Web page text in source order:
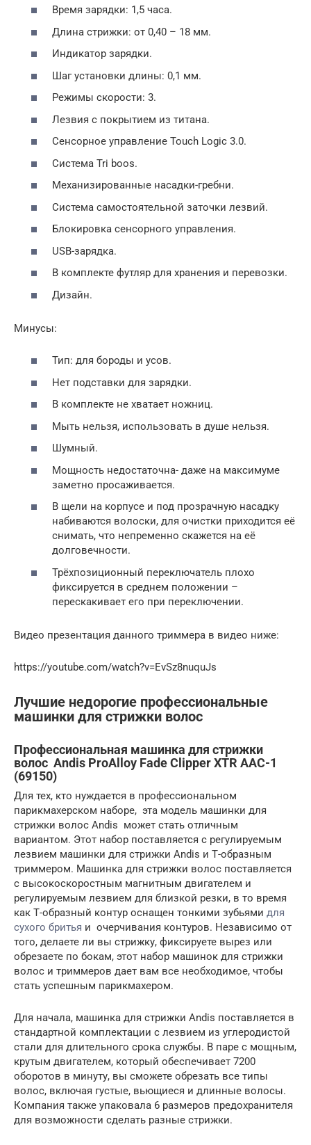
Время зарядки: 1,5 часа.
Длина стрижки: от 0,40 – 18 мм.
Индикатор зарядки.
Шаг установки длины: 0,1 мм.
Режимы скорости: 3.
Лезвия с покрытием из титана.
Сенсорное управление Touch Logic 3.0.
Система Tri boos.
Механизированные насадки-гребни.
Система самостоятельной заточки лезвий.
Блокировка сенсорного управления.
USB-зарядка.
В комплекте футляр для хранения и перевозки.
Дизайн.
Минусы:
Тип: для бороды и усов.
Нет подставки для зарядки.
В комплекте не хватает ножниц.
Мыть нельзя, использовать в душе нельзя.
Шумный.
Мощность недостаточна- даже на максимуме
заметно просаживается.
В щели на корпусе и под прозрачную насадку
набиваются волоски, для очистки приходится её
снимать, что непременно скажется на её
долговечности.
Трёхпозиционный переключатель плохо
фиксируется в среднем положении –
перескакивает его при переключении.
Видео презентация данного триммера в видео ниже:
https://youtube.com/watch?v=EvSz8nuquJs
Лучшие недорогие профессиональные
машинки для стрижки волос
Профессиональная машинка для стрижки
волос Andis ProAlloy Fade Clipper XTR AAC-1
(69150)
Для тех, кто нуждается в профессиональном
парикмахерском наборе, эта модель машинки для
стрижки волос Andis может стать отличным
вариантом. Этот набор поставляется с регулируемым
лезвием машинки для стрижки Andis и Т-образным
триммером. Машинка для стрижки волос поставляется
с высокоскоростным магнитным двигателем и
регулируемым лезвием для близкой резки, в то время
как Т-образный контур оснащен тонкими зубьями для
сухого бритья и очерчивания контуров. Независимо от
того, делаете ли вы стрижку, фиксируете вырез или
обрезаете по бокам, этот набор машинок для стрижки
волос и триммеров дает вам все необходимое, чтобы
стать успешным парикмахером.
Для начала, машинка для стрижки Andis поставляется в
стандартной комплектации с лезвием из углеродистой
стали для длительного срока службы. В паре с мощным,
крутым двигателем, который обеспечивает 7200
оборотов в минуту, вы сможете обрезать все типы
волос, включая густые, вьющиеся и длинные волосы.
Компания также упаковала 6 размеров предохранителя
для возможности сделать разные стрижки.